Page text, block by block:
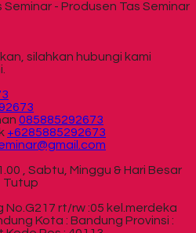
Seminar - Produsen Tas Seminar
silahkan hubungi kami
085885292673
+6285885292673
, Sabtu, Minggu & Hari Besar
Tutup
No.G217 rt/rw :05 kel.merdeka
Kota : Bandung Provinsi :